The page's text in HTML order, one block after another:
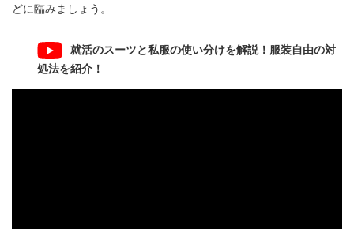
どに臨みましょう。
就活のスーツと私服の使い分けを解説！服装自由の対
処法を紹介！